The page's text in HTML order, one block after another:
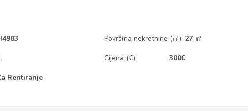
Površina nekretnine (㎡): 27 ㎡
Cijena (€): 300€
Rentiranje